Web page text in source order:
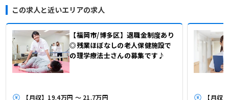
この求人と近いエリアの求人
【福岡市/博多区】退職金制度あり
◎残業ほぼなしの老人保健施設で
の理学療法士さんの募集です♪
【月収】19.4万円 ～ 21.7万円 【月収